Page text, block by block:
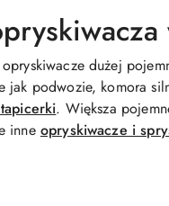
dużej
jak podwozie, komora
. Większa
inne opryskiwacze i